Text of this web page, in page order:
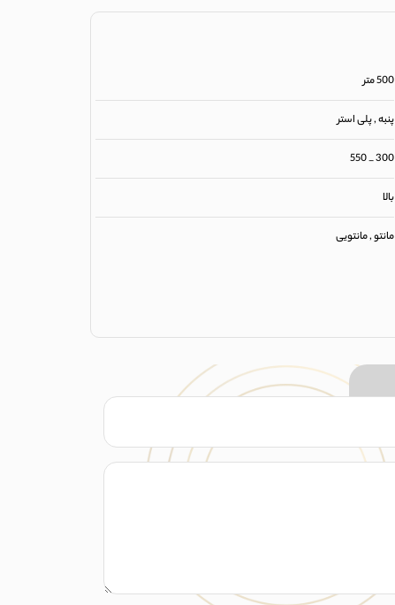
500 متر
پنبه , پلی استر
300 _ 550
بالا
مانتو , مانتویی